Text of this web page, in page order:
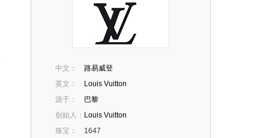
中文：
路易威登
英文：
Louis Vuitton
源于：
巴黎
创始人： Louis Vuitton
珠宝：
1647